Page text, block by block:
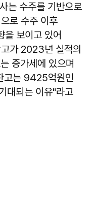
는 수주를 기반으로
로 수주 이후
을 보이고 있어
가 2023년 실적의
증가세에 있으며
고는 9425억원인
대되는 이유"라고